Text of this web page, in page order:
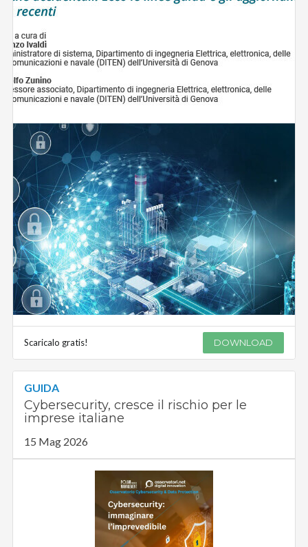
Scaricalo gratis! DOWNLOAD
GUIDA
Cybersecurity, cresce il rischio per le
imprese italiane
15 Mag 2026